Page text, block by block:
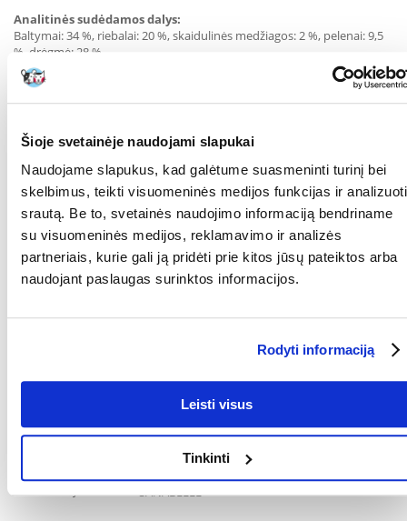
Šioje svetainėje naudojami slapukai
Naudojame slapukus, kad galėtume suasmeninti turinį bei
skelbimus, teikti visuomeninės medijos funkcijas ir analizuoti
srautą. Be to, svetainės naudojimo informaciją bendriname
su visuomeninės medijos, reklamavimo ir analizės
partneriais, kurie gali ją pridėti prie kitos jūsų pateiktos arba
naudojant paslaugas surinktos informacijos.
Rodyti informaciją
Leisti visus
Tinkinti
Analitinės sudėdamos dalys:
Baltymai: 34 %, riebalai: 20 %, skaidulinės medžiagos: 2 %, pelenai: 9,5
%, drėgmė: 28 %.
Tinkamo naudojimo instrukcija:
Katės kūno svoris: gabalėliai per dieną:
2 - 3 kg 2 - 4
4 - 5 kg 5 - 6
Kaip papildomas ėdalas jis neturi sudaryti mitybos pagrindo. Reikėtų
laikytis gamintojo rekomendacijų dėl gabalėlių skaičiaus per dieną.
Vanduo turi būti visada prieinamas.
KOKIAM
AUGINTINIUI:
Katėms
GAMINTOJAS:
Bosch Tiernahrung,
PAKUOTĖS SVORIS
0.055
GAMINTOJAS: SANABELLE